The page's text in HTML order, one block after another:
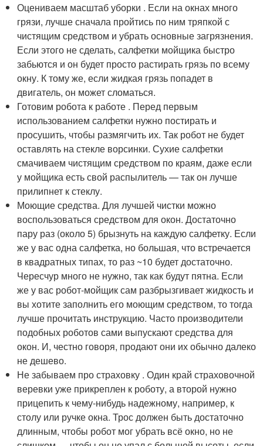
Оцениваем масштаб уборки . Если на окнах много
грязи, лучше сначала пройтись по ним тряпкой с
чистящим средством и убрать основные загрязнения.
Если этого не сделать, салфетки мойщика быстро
забьются и он будет просто растирать грязь по всему
окну. К тому же, если жидкая грязь попадет в
двигатель, он может сломаться.
Готовим робота к работе . Перед первым
использованием салфетки нужно постирать и
просушить, чтобы размягчить их. Так робот не будет
оставлять на стекле ворсинки. Сухие салфетки
смачиваем чистящим средством по краям, даже если
у мойщика есть свой распылитель — так он лучше
прилипнет к стеклу.
Моющие средства. Для лучшей чистки можно
воспользоваться средством для окон. Достаточно
пару раз (около 5) брызнуть на каждую салфетку. Если
же у вас одна салфетка, но большая, что встречается
в квадратных типах, то раз ~10 будет достаточно.
Чересчур много не нужно, так как будут пятна. Если
же у вас робот-мойщик сам разбрызгивает жидкость и
вы хотите заполнить его моющим средством, то тогда
лучше прочитать инструкцию. Часто производители
подобных роботов сами выпускают средства для
окон. И, честно говоря, продают они их обычно далеко
не дешево.
Не забываем про страховку . Один край страховочной
веревки уже прикреплен к роботу, а второй нужно
прицепить к чему-нибудь надежному, например, к
столу или ручке окна. Трос должен быть достаточно
длинным, чтобы робот мог убрать всё окно, но не